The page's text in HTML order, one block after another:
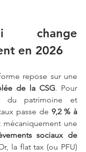
change
en 2026
de la CSG. Pour
du patrimoine et
passe de 9,2 % à
sociaux de
la flat tax (ou PFU)